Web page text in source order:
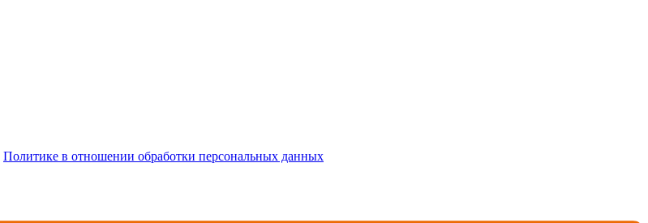
Политике в отношении обработки персональных данных